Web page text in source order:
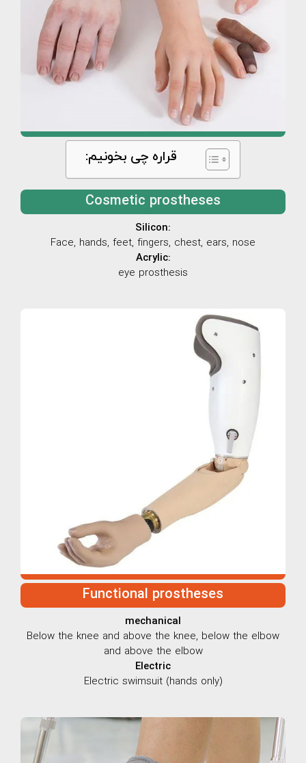
قراره چی بخونیم:
Cosmetic prostheses
Silicon:
Face, hands, feet, fingers, chest, ears, nose
Acrylic:
eye prosthesis
Functional prostheses
mechanical
Below the knee and above the knee, below the elbow
and above the elbow
Electric
Electric swimsuit (hands only)